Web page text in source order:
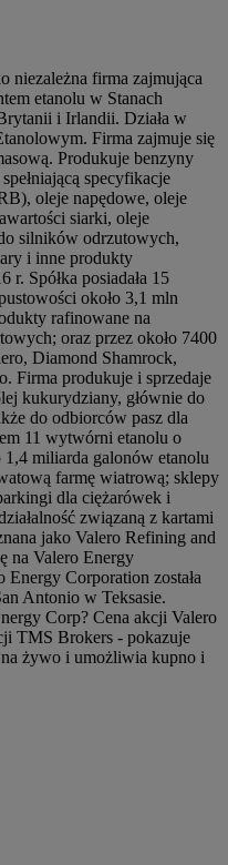
niezależna firma zajmująca
etanolu w Stanach
i Irlandii. Działa w
Firma zajmuje się
Produkuje benzyny
specyfikacje
oleje napędowe, oleje
siarki, oleje
silników odrzutowych,
i inne produkty
Spółka posiadała 15
około 3,1 mln
rafinowane na
oraz przez około 7400
Diamond Shamrock,
Firma produkuje i sprzedaje
kukurydziany, głównie do
do odbiorców pasz dla
11 wytwórni etanolu o
1,4 miliarda galonów etanolu
farmę wiatrową; sklepy
dla ciężarówek i
związaną z kartami
jako Valero Refining and
na Valero Energy
Corporation została
Antonio w Teksasie.
Corp? Cena akcji Valero
TMS Brokers - pokazuje
żywo i umożliwia kupno i